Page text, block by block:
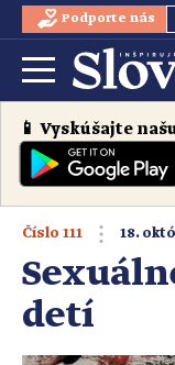
Podporte nás
📱 Vyskúšajte
Číslo 111 18.
detí